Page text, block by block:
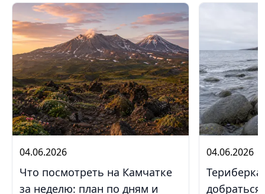
04.06.2026
Что посмотреть на Камчатке
за неделю: план по дням и
04.06.2026